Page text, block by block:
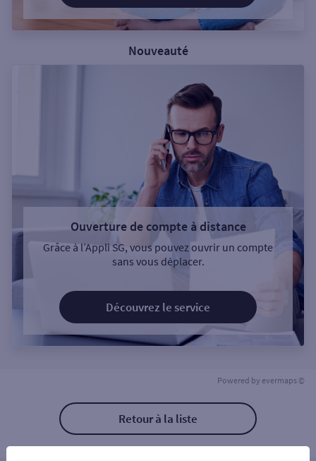
Nouveauté
Ouverture de compte à distance
Grâce à l’Appli SG, vous pouvez ouvrir un compte
sans vous déplacer.
Découvrez le service
Powered by evermaps ©
Retour à la liste